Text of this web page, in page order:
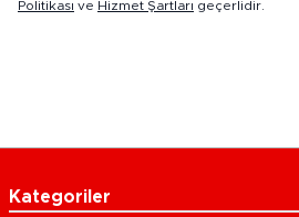
Politikası ve Hizmet Şartları geçerlidir.
Kategoriler